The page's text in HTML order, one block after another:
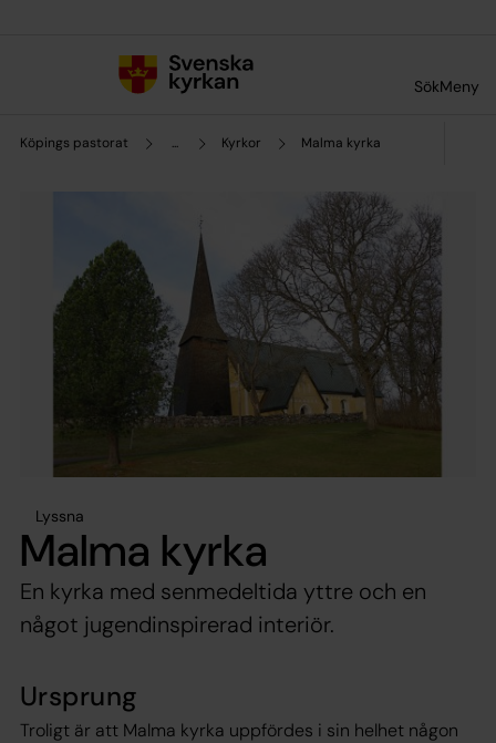
SökMeny
Köpings pastorat ... Kyrkor Malma kyrka
Lyssna
Malma kyrka
En kyrka med senmedeltida yttre och en
något jugendinspirerad interiör.
Ursprung
Troligt är att Malma kyrka uppfördes i sin helhet någon